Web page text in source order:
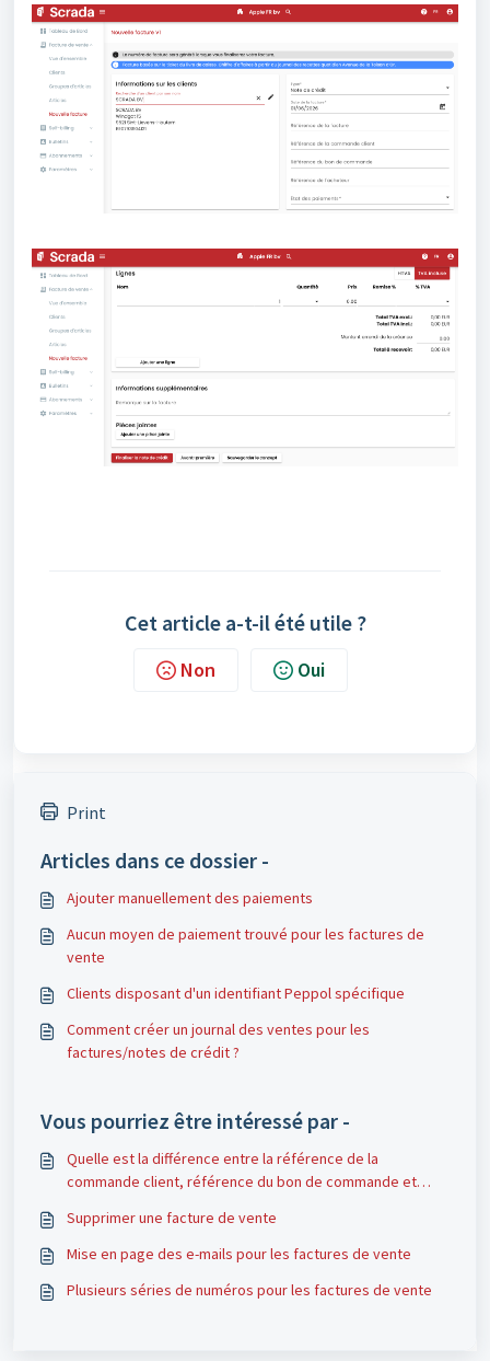
Cet article a-t-il été utile ?
Non Oui
Print
Articles dans ce dossier -
Ajouter manuellement des paiements
Aucun moyen de paiement trouvé pour les factures de
vente
Clients disposant d'un identifiant Peppol spécifique
Comment créer un journal des ventes pour les
factures/notes de crédit ?
Vous pourriez être intéressé par -
Quelle est la différence entre la référence de la
commande client, référence du bon de commande et
Supprimer une facture de vente
Mise en page des e-mails pour les factures de vente
Plusieurs séries de numéros pour les factures de vente